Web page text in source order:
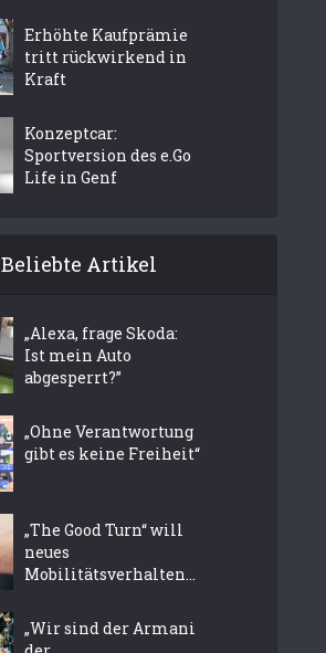
Erhöhte Kaufprämie
tritt rückwirkend in
Kraft
Konzeptcar:
Sportversion des e.Go
Life in Genf
Beliebte Artikel
„Alexa, frage Skoda:
Ist mein Auto
abgesperrt?”
„Ohne Verantwortung
gibt es keine Freiheit“
„The Good Turn“ will
neues
Mobilitätsverhalten...
„Wir sind der Armani